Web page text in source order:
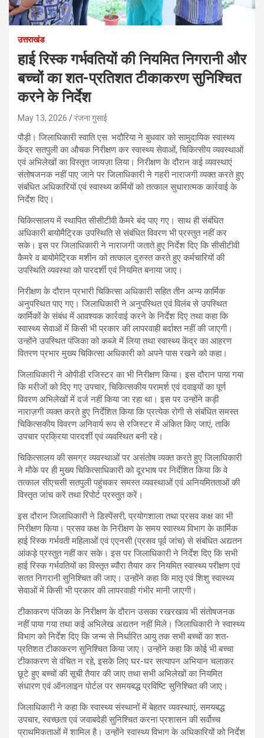
उत्तराखंड
हाई रिस्क गर्भवतियों की नियमित निगरानी और
बच्चों का शत-प्रतिशत टीकाकरण सुनिश्चित
करने के निर्देश
May 13, 2026 रंजना गुसाई
पौड़ी। जिलाधिकारी स्वाति एस. भदौरिया ने बुधवार को सामुदायिक स्वास्थ्य
केंद्र सतपुली का औचक निरीक्षण कर स्वास्थ्य सेवाओं, चिकित्सीय व्यवस्थाओं
एवं अभिलेखों का विस्तृत जायज़ा लिया। निरीक्षण के दौरान कई व्यवस्थाएं
संतोषजनक नहीं पाए जाने पर जिलाधिकारी ने गहरी नाराजगी व्यक्त करते हुए
संबंधित अधिकारियों एवं स्वास्थ्य कर्मियों को तत्काल सुधारात्मक कार्रवाई के
निर्देश दिए।
चिकित्सालय में स्थापित सीसीटीवी कैमरे बंद पाए गए। साथ ही संबंधित
अधिकारी बायोमैट्रिक उपस्थिति से संबंधित विवरण भी प्रस्तुत नहीं कर
सके। इस पर जिलाधिकारी ने नाराजगी जताते हुए निर्देश दिए कि सीसीटीवी
कैमरे व बायोमेट्रिक मशीन को तत्काल दुरुस्त करते हुए कर्मचारियों की
उपस्थिति व्यवस्था को पारदर्शी एवं नियमित बनाया जाए।
निरीक्षण के दौरान प्रभारी चिकित्सा अधिकारी सहित तीन अन्य कार्मिक
अनुपस्थित पाए गए। जिलाधिकारी ने अनुपस्थित एवं विलंब से उपस्थित
कार्मिकों के संबंध में आवश्यक कार्रवाई करने के निर्देश दिए तथा कहा कि
स्वास्थ्य सेवाओं में किसी भी प्रकार की लापरवाही बर्दाश्त नहीं की जाएगी।
उन्होंने उपस्थित पंजिका को कब्जे में लिया तथा स्वास्थ्य केंद्र का आहरण
वितरण प्रभार मुख्य चिकित्सा अधिकारी को अपने पास रखने को कहा।
जिलाधिकारी ने ओपीडी रजिस्टर का भी निरीक्षण किया। इस दौरान पाया गया
कि मरीजों को दिए गए उपचार, चिकित्सकीय परामर्श एवं दवाइयों का पूर्ण
विवरण अभिलेखों में दर्ज नहीं किया जा रहा था। इस पर उन्होंने कड़ी
नाराज़गी व्यक्त करते हुए निर्देशित किया कि प्रत्येक रोगी से संबंधित समस्त
चिकित्सकीय विवरण अनिवार्य रूप से रजिस्टर में अंकित किए जाएं, ताकि
उपचार प्रक्रिया पारदर्शी एवं व्यवस्थित बनी रहे।
चिकित्सालय की समग्र व्यवस्थाओं पर असंतोष व्यक्त करते हुए जिलाधिकारी
ने मौके पर ही मुख्य चिकित्साधिकारी को दूरभाष पर निर्देशित किया कि वे
तत्काल सीएचसी सतपुली पहुंचकर समस्त व्यवस्थाओं एवं अनियमितताओं की
विस्तृत जांच करें तथा रिपोर्ट प्रस्तुत करें।
इस दौरान जिलाधिकारी ने डिस्पेंसरी, प्रयोगशाला तथा प्रसव कक्ष का भी
निरीक्षण किया। प्रसव कक्ष के निरीक्षण के समय स्वास्थ्य विभाग के कार्मिक
हाई रिस्क गर्भवती महिलाओं एवं एएनसी (प्रसव पूर्व जांच) से संबंधित अद्यतन
आंकड़े प्रस्तुत नहीं कर सके। इस पर जिलाधिकारी ने निर्देश दिए कि सभी
हाई रिस्क गर्भवतियों का विस्तृत ब्यौरा तैयार कर नियमित स्वास्थ्य परीक्षण एवं
सतत निगरानी सुनिश्चित की जाए। उन्होंने कहा कि मातृ एवं शिशु स्वास्थ्य
सेवाओं में किसी भी प्रकार की लापरवाही गंभीर मानी जाएगी।
टीकाकरण पंजिका के निरीक्षण के दौरान उसका रखरखाव भी संतोषजनक
नहीं पाया गया तथा कई अभिलेख अद्यतन नहीं मिले। जिलाधिकारी ने स्वास्थ्य
विभाग को निर्देश दिए कि जन्म से निर्धारित आयु तक सभी बच्चों का शत-
प्रतिशत टीकाकरण सुनिश्चित किया जाए। उन्होंने कहा कि कोई भी बच्चा
टीकाकरण से वंचित न रहे, इसके लिए घर-घर सत्यापन अभियान चलाकर
छूटे हुए बच्चों की सूची तैयार की जाए तथा सभी अभिलेखों का नियमित
संधारण एवं ऑनलाइन पोर्टल पर समयबद्ध प्रविष्टि सुनिश्चित की जाए।
जिलाधिकारी ने कहा कि स्वास्थ्य संस्थानों में बेहतर व्यवस्थाएं, समयबद्ध
उपचार, स्वच्छता एवं जवाबदेही सुनिश्चित करना प्रशासन की सर्वोच्च
प्राथमिकताओं में शामिल है। उन्होंने स्वास्थ्य विभाग के अधिकारियों को निर्देश